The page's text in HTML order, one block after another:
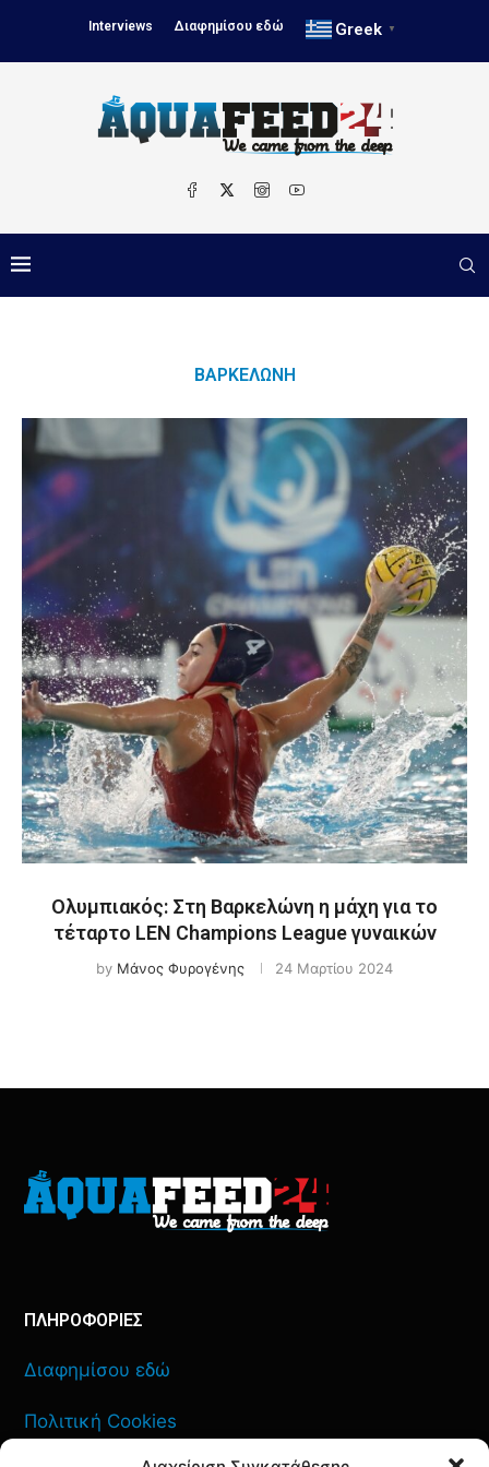
Interviews Διαφημίσου εδώ Greek ▼
ΒΑΡΚΕΛΏΝΗ
Ολυμπιακός: Στη Βαρκελώνη η μάχη για το
τέταρτο LEN Champions League γυναικών
by Μάνος Φυρογένης 24 Μαρτίου 2024
ΠΛΗΡΟΦΟΡΙΕΣ
Διαφημίσου εδώ
Πολιτική Cookies